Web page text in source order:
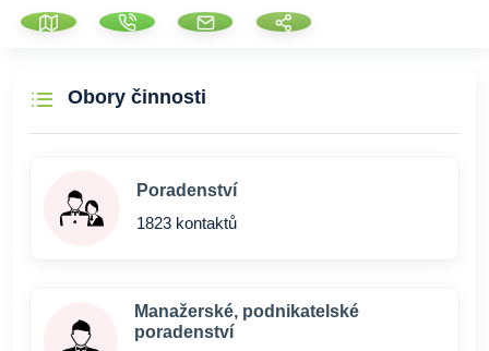
Obory činnosti
Poradenství
1823 kontaktů
Manažerské, podnikatelské
poradenství